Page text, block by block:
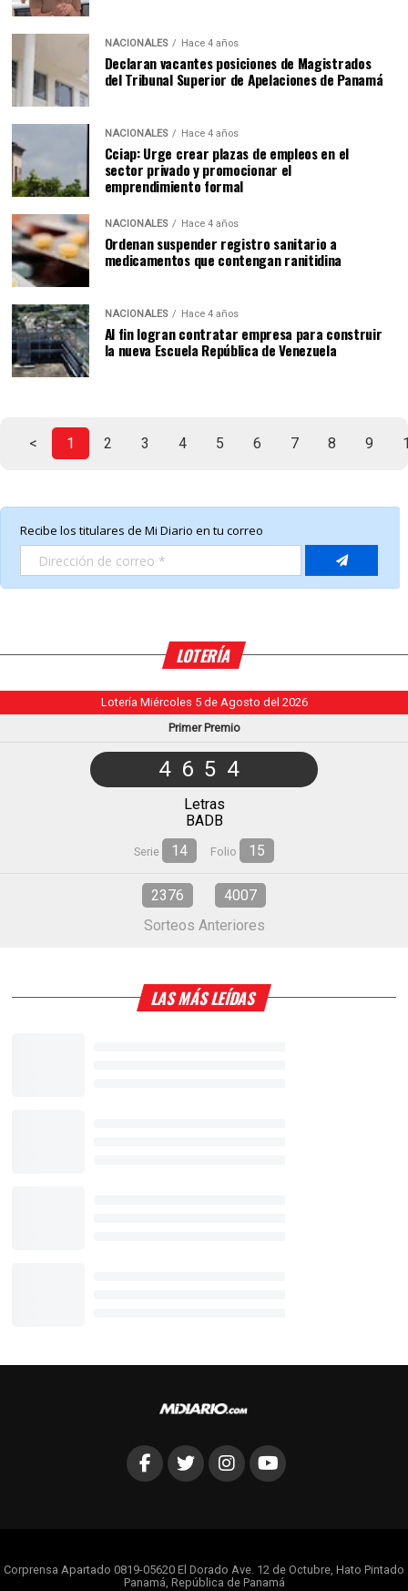
NACIONALES Hace 4 años
Declaran vacantes posiciones de Magistrados
del Tribunal Superior de Apelaciones de Panamá
NACIONALES Hace 4 años
Cciap: Urge crear plazas de empleos en el
sector privado y promocionar el
emprendimiento formal
NACIONALES Hace 4 años
Ordenan suspender registro sanitario a
medicamentos que contengan ranitidina
NACIONALES Hace 4 años
Al fin logran contratar empresa para construir
la nueva Escuela República de Venezuela
< 1 2 3 4 5 6 7 8 9
LOTERÍA
Lotería Miércoles 5 de Agosto del 2026
Primer Premio
4654
Letras
BADB
Serie 14 Folio 15
2376
4007
Sorteos Anteriores
LAS MÁS LEÍDAS
Corprensa Apartado 0819-05620 El Dorado Ave. 12 de Octubre, Hato Pintado
Panamá, República de Panamá